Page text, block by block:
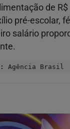
de
pré-escolar,
salário
Agência Brasil